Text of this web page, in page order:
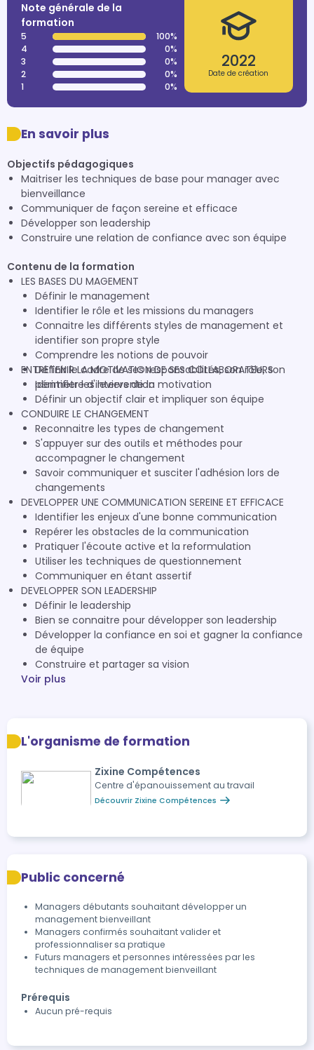
Note générale de la
formation
5
100%
4
0%
3
0%
2
0%
1
0%
2022
Date de création
En savoir plus
Objectifs pédagogiques
Maitriser les techniques de base pour manager avec
bienveillance
Communiquer de façon sereine et efficace
Développer son leadership
Construire une relation de confiance avec son équipe
Contenu de la formation
LES BASES DU MAGEMENT
Définir le management
Identifier le rôle et les missions du managers
Connaitre les différents styles de management et
identifier son propre style
Comprendre les notions de pouvoir
Définir le cadre de ses responsabilités, son rôle, son
périmètre d'intervention
ENTRETENIR LA MOTIVATION DE SES COLLABORATEURS
Identifier les leviers de la motivation
Définir un objectif clair et impliquer son équipe
CONDUIRE LE CHANGEMENT
Reconnaitre les types de changement
S'appuyer sur des outils et méthodes pour
accompagner le changement
Savoir communiquer et susciter l'adhésion lors de
changements
DEVELOPPER UNE COMMUNICATION SEREINE ET EFFICACE
Identifier les enjeux d'une bonne communication
Repérer les obstacles de la communication
Pratiquer l'écoute active et la reformulation
Utiliser les techniques de questionnement
Communiquer en étant assertif
DEVELOPPER SON LEADERSHIP
Définir le leadership
Bien se connaitre pour développer son leadership
Développer la confiance en soi et gagner la confiance
de équipe
Construire et partager sa vision
Voir plus
L'organisme de formation
Zixine Compétences
Centre d'épanouissement au travail
Découvrir Zixine Compétences
Public concerné
Managers débutants souhaitant développer un
management bienveillant
Managers confirmés souhaitant valider et
professionnaliser sa pratique
Futurs managers et personnes intéressées par les
techniques de management bienveillant
Prérequis
Aucun pré-requis